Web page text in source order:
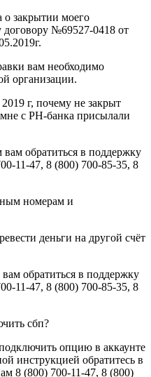
о закрытии моего
договору №69527-0418 от
вам необходимо
организации.
г, почему не закрыт
с РН-банка присылали
обратиться в поддержку
11-47, 8 (800) 700-85-35, 8
номерам и
деньги на другой счёт
обратиться в поддержку
11-47, 8 (800) 700-85-35, 8
сбп?
опцию в аккаунте
инструкцией обратитесь в
8 (800) 700-11-47, 8 (800)